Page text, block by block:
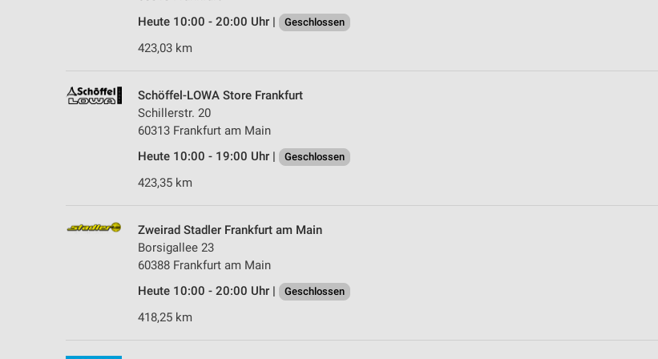
Heute 10:00 - 20:00 Uhr |
Geschlossen
423,03 km
Schöffel-LOWA Store Frankfurt
Schillerstr. 20
60313 Frankfurt am Main
Heute 10:00 - 19:00 Uhr |
Geschlossen
423,35 km
Zweirad Stadler Frankfurt am Main
Borsigallee 23
60388 Frankfurt am Main
Heute 10:00 - 20:00 Uhr |
Geschlossen
418,25 km